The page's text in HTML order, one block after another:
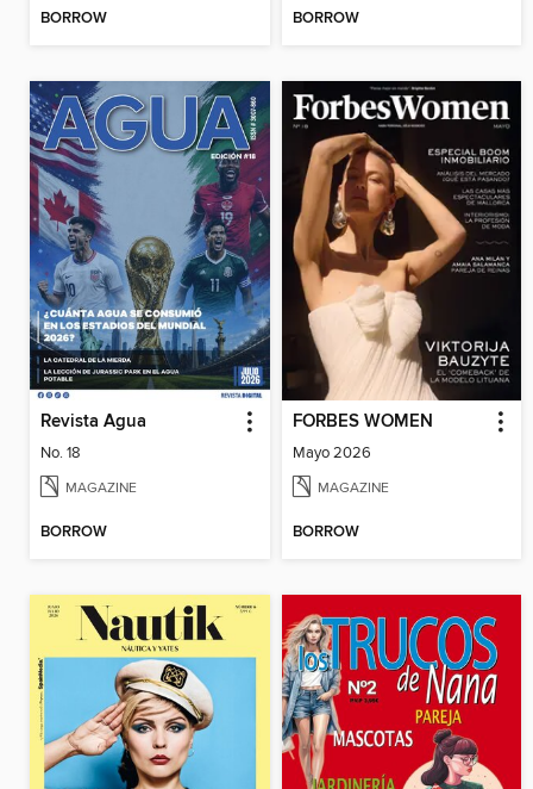
BORROW BORROW
Revista Agua
No. 18
MAGAZINE
BORROW
FORBES WOMEN
Mayo 2026
MAGAZINE
BORROW